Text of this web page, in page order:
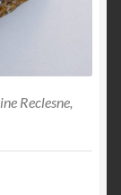
Reclesne,